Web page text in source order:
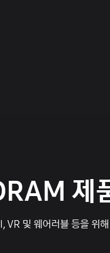
제
VR 및 웨어러블 등을